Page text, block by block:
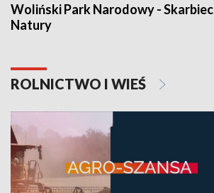
Woliński Park Narodowy - Skarbiec
Natury
ROLNICTWO I WIEŚ